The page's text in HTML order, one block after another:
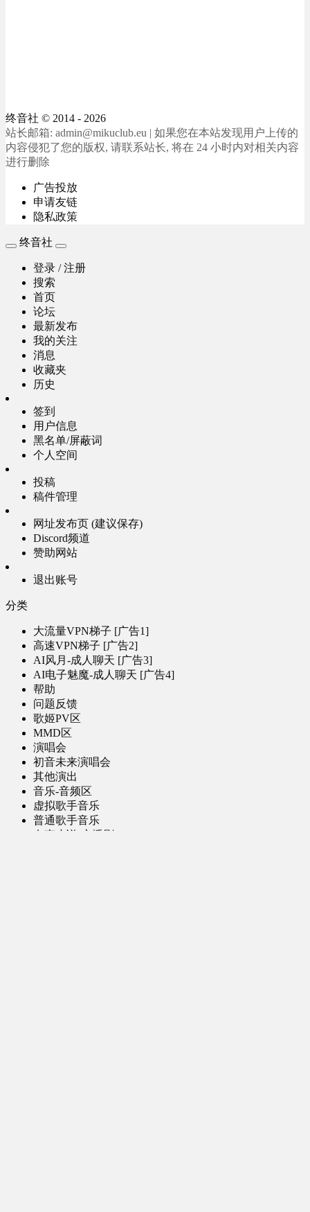
终音社 © 2014 - 2026
站长邮箱: admin@mikuclub.eu | 如果您在本站发现用户上传的
内容侵犯了您的版权, 请联系站长, 将在 24 小时内对相关内容
进行删除
广告投放
申请友链
隐私政策
终音社
登录 / 注册
搜索
首页
论坛
最新发布
我的关注
消息
收藏夹
历史
签到
用户信息
黑名单/屏蔽词
个人空间
投稿
稿件管理
网址发布页 (建议保存)
Discord频道
赞助网站
退出账号
分类
大流量VPN梯子 [广告1]
高速VPN梯子 [广告2]
AI风月-成人聊天 [广告3]
AI电子魅魔-成人聊天 [广告4]
帮助
问题反馈
歌姬PV区
MMD区
演唱会
初音未来演唱会
其他演出
音乐-音频区
虚拟歌手音乐
普通歌手音乐
有声小说-广播剧